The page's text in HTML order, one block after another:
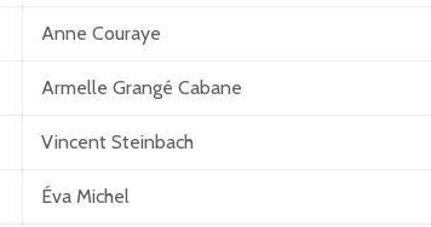
Anne Couraye
Armelle Grangé Cabane
Vincent Steinbach
Éva Michel